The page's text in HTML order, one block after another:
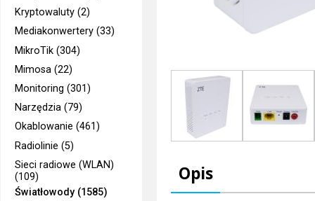
Kryptowaluty (2)
Mediakonwertery (33)
MikroTik (304)
Mimosa (22)
Monitoring (301)
Narzędzia (79)
Okablowanie (461)
Radiolinie (5)
Sieci radiowe (WLAN)
(109)
Światłowody (1585)
Opis